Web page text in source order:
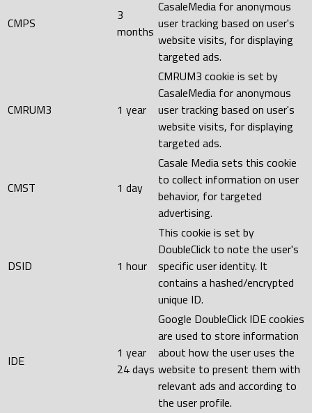
CMPS
3
months
CasaleMedia for anonymous
user tracking based on user's
website visits, for displaying
targeted ads.
CMRUM3 1 year
CMRUM3 cookie is set by
CasaleMedia for anonymous
user tracking based on user's
website visits, for displaying
targeted ads.
CMST 1 day
Casale Media sets this cookie
to collect information on user
behavior, for targeted
advertising.
DSID 1 hour
This cookie is set by
DoubleClick to note the user's
specific user identity. It
contains a hashed/encrypted
unique ID.
IDE
1 year
24 days
Google DoubleClick IDE cookies
are used to store information
about how the user uses the
website to present them with
relevant ads and according to
the user profile.